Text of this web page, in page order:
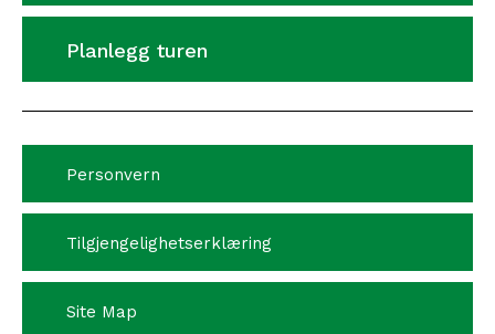
Planlegg turen
Personvern
Tilgjengelighetserklæring
Site Map